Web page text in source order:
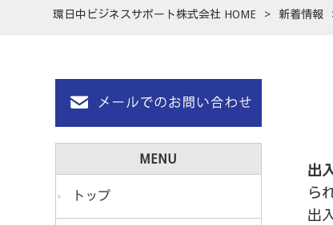
環日中ビジネスサポート株式会社 HOME > 新着情報
出
ら
出
MENU
トップ